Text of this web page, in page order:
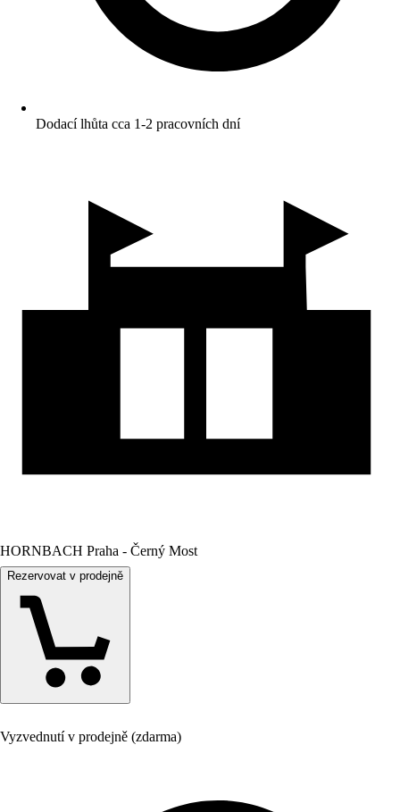
Dodací lhůta cca 1-2 pracovních dní
HORNBACH Praha - Černý Most
Rezervovat v prodejně
Vyzvednutí v prodejně (zdarma)